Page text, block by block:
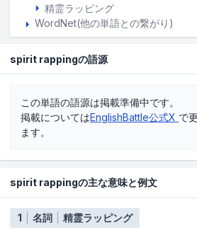
精霊ラッピング
WordNet(他の単語との繋がり)
spirit rappingの語源
この単語の語源は掲載準備中です。
掲載についてはEnglishBattle公式X で
ます。
spirit rappingの主な意味と例文
1 名詞 精霊ラッピング